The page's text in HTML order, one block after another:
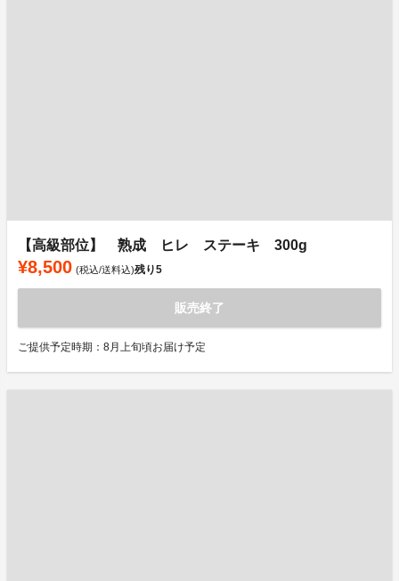
【高級部位】 熟成 ヒレ ステーキ 300g
¥8,500 (税込/送料込)残り5
販売終了
ご提供予定時期：8月上旬頃お届け予定